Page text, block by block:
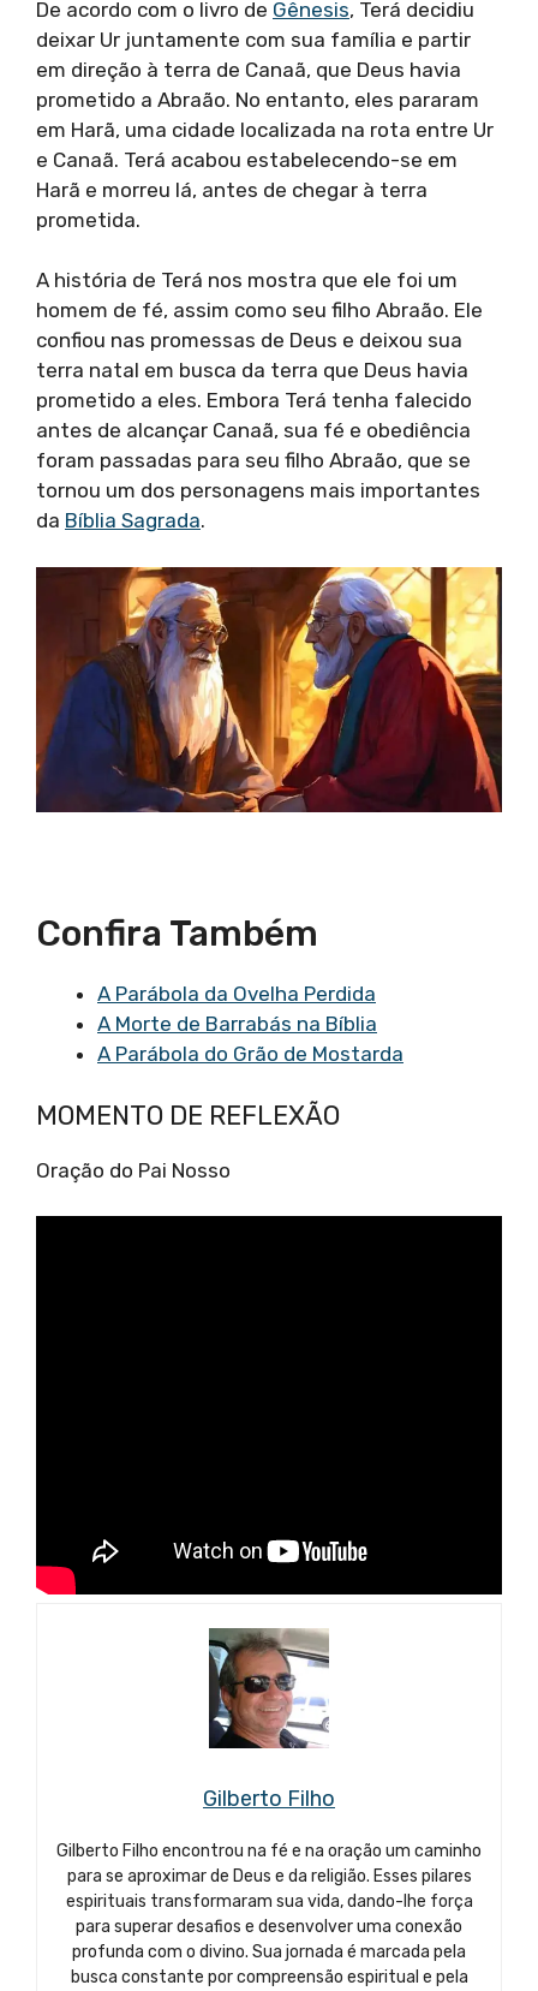
De acordo com o livro de Gênesis, Terá decidiu
deixar Ur juntamente com sua família e partir
em direção à terra de Canaã, que Deus havia
prometido a Abraão. No entanto, eles pararam
em Harã, uma cidade localizada na rota entre Ur
e Canaã. Terá acabou estabelecendo-se em
Harã e morreu lá, antes de chegar à terra
prometida.
A história de Terá nos mostra que ele foi um
homem de fé, assim como seu filho Abraão. Ele
confiou nas promessas de Deus e deixou sua
terra natal em busca da terra que Deus havia
prometido a eles. Embora Terá tenha falecido
antes de alcançar Canaã, sua fé e obediência
foram passadas para seu filho Abraão, que se
tornou um dos personagens mais importantes
da Bíblia Sagrada.
Confira Também
A Parábola da Ovelha Perdida
A Morte de Barrabás na Bíblia
A Parábola do Grão de Mostarda
MOMENTO DE REFLEXÃO
Oração do Pai Nosso
Gilberto Filho
Gilberto Filho encontrou na fé e na oração um caminho
para se aproximar de Deus e da religião. Esses pilares
espirituais transformaram sua vida, dando-lhe força
para superar desafios e desenvolver uma conexão
profunda com o divino. Sua jornada é marcada pela
busca constante por compreensão espiritual e pela